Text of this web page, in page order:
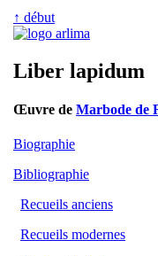
↑ début
Liber lapidum
Œuvre de Marbode de
Biographie
Bibliographie
Recueils anciens
Recueils modernes